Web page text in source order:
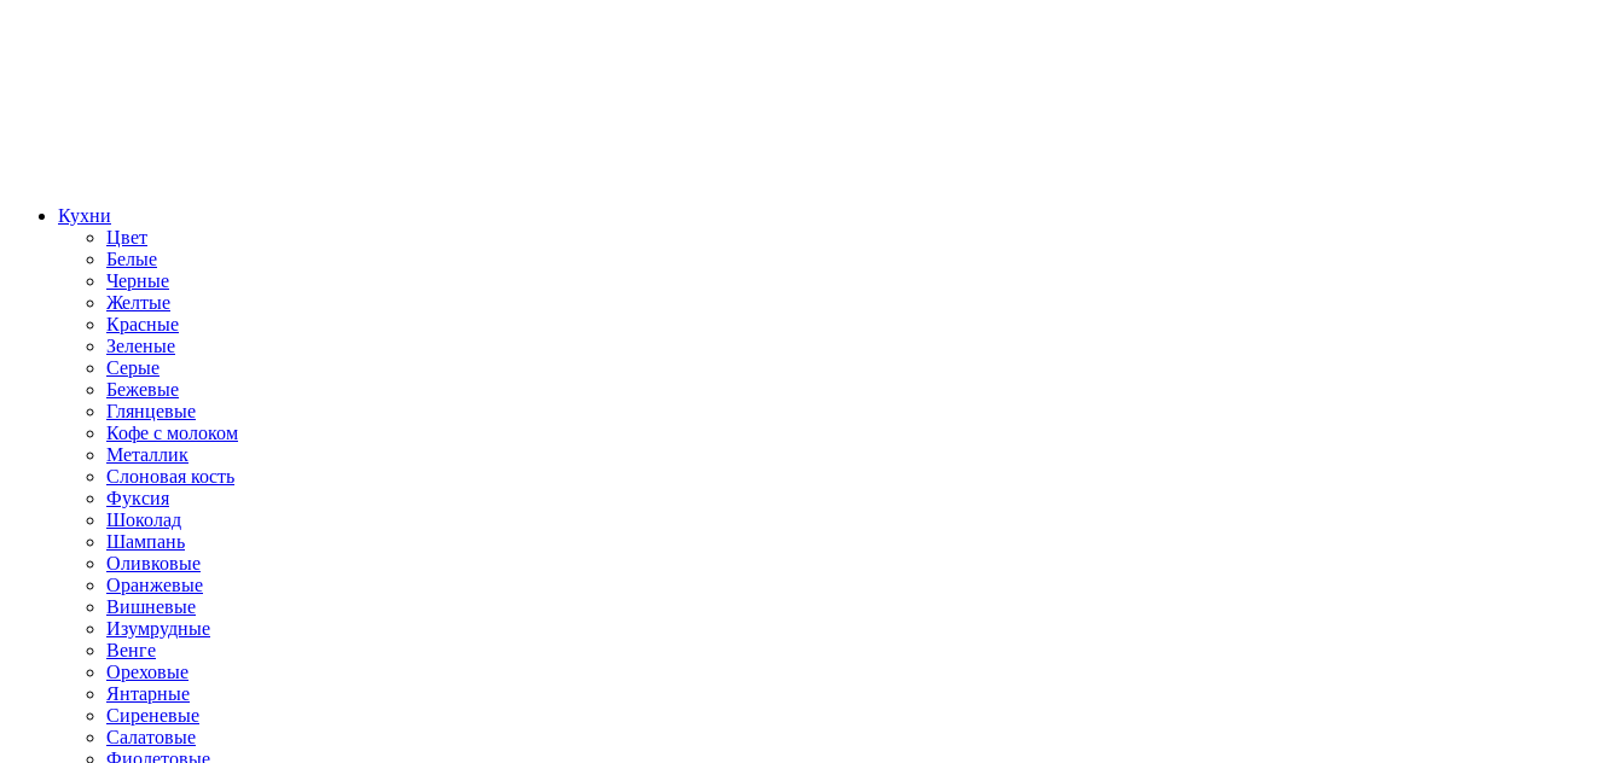
Кухни
Цвет
Белые
Черные
Желтые
Красные
Зеленые
Серые
Бежевые
Глянцевые
Кофе с молоком
Металлик
Слоновая кость
Фуксия
Шоколад
Шампань
Оливковые
Оранжевые
Вишневые
Изумрудные
Венге
Ореховые
Янтарные
Сиреневые
Салатовые
Фиолетовые